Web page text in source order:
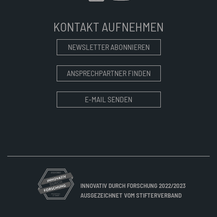
KONTAKT AUFNEHMEN
NEWSLETTER ABONNIEREN
ANSPRECHPARTNER FINDEN
E-MAIL SENDEN
INNOVATIV DURCH FORSCHUNG 2022/2023
AUSGEZEICHNET VOM STIFTERVERBAND